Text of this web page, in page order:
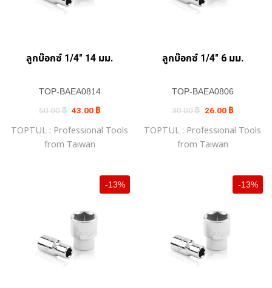
ลูกบ๊อกซ์ 1/4″ 14 มม.
TOP-BAEA0814
50.00฿
Original
price
50.00 ฿.
43.00 ฿Current
price
43.00 ฿.
TOPTUL : Professional Tools
from Taiwan
ลูกบ๊อกซ์ 1/4″ 6 มม.
TOP-BAEA0806
30.00฿ Original
price
30.00 ฿.
26.00 ฿Current
price
26.00 ฿.
TOPTUL : Professional Tools
from Taiwan
-13% -13%